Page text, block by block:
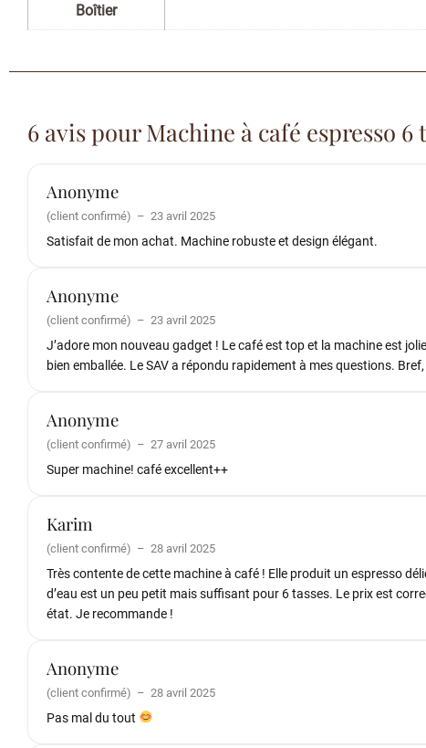
Boîtier
6 avis pourMachine à café espresso 6
Anonyme
(client confirmé) – 23 avril 2025
Satisfait de mon achat. Machine robuste et design élégant.
Anonyme
(client confirmé) – 23 avril 2025
J’adore mon nouveau gadget ! Le café est top et la machine est
bien emballée. Le SAV a répondu rapidement à mes questions.
Anonyme
(client confirmé) – 27 avril 2025
Super machine! café excellent++
Karim
(client confirmé) – 28 avril 2025
Très contente de cette machine à café ! Elle produit un espresso
d’eau est un peu petit mais suffisant pour 6 tasses. Le prix est
état. Je recommande !
Anonyme
(client confirmé) – 28 avril 2025
Pas mal du tout